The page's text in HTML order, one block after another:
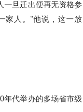
一旦迁出便再无资格参
家人。”他说，这一放
年代举办的多场省市级